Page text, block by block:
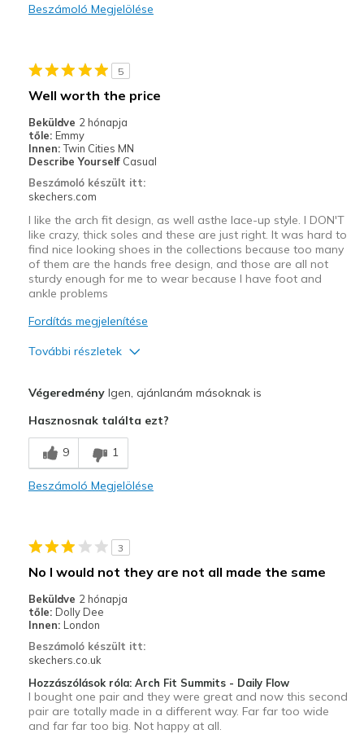
Comfortable
Stylish
Legjobb használat
Casual Wear
Going Out
Travel
Width
Feels true to width
Sizing
Feels true to size
View On Shoes
I'm Really Into Shoes
Beszámoló Megjelölése
5
Well worth the price
Beküldve 2 hónapja
tőle: Emmy
Innen: Twin Cities MN
Describe Yourself Casual
Beszámoló készült itt:
skechers.com
I like the arch fit design, as well asthe lace-up style. I DON'T
like crazy, thick soles and these are just right. It was hard to
find nice looking shoes in the collections because too many
of them are the hands free design, and those are all not
sturdy enough for me to wear because I have foot and
ankle problems
Fordítás megjelenítése
További részletek
Comfortable
Durable
Travel
Width
Sizing
View On Shoes
VégeredményIgen, ajánlanám másoknak is
Hasznosnak találta ezt?
9 1
Beszámoló Megjelölése
3
No I would not they are not all made the same
Beküldve 2 hónapja
tőle: Dolly Dee
Innen: London
Beszámoló készült itt:
skechers.co.uk
Hozzászólások róla: Arch Fit Summits - Daily Flow
I bought one pair and they were great and now this second
pair are totally made in a different way. Far far too wide
and far far too big. Not happy at all.